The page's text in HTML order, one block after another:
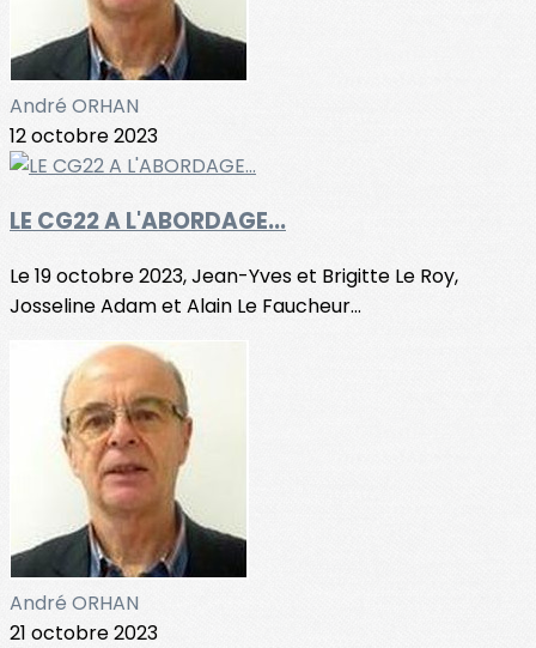
André ORHAN
12 octobre 2023
LE CG22 A L'ABORDAGE...
Le 19 octobre 2023, Jean-Yves et Brigitte Le Roy,
Josseline Adam et Alain Le Faucheur...
André ORHAN
21 octobre 2023